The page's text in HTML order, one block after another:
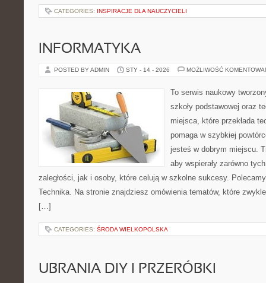
CATEGORIES: INSPIRACJE DLA NAUCZYCIELI
INFORMATYKA
POSTED BY ADMIN STY - 14 - 2026 MOŻLIWOŚĆ
To serwis naukowy
szkoły podstawowej oraz
miejsca, które przekłada
pomaga w szybkiej
jesteś w dobrym miejscu.
aby wspierały zarówno
zaległości, jak i osoby, które celują w szkolne sukcesy.
Technika. Na stronie znajdziesz omówienia tematów, które
[…]
CATEGORIES: ŚRODA WIELKOPOLSKA
UBRANIA DIY I PRZERÓBKI